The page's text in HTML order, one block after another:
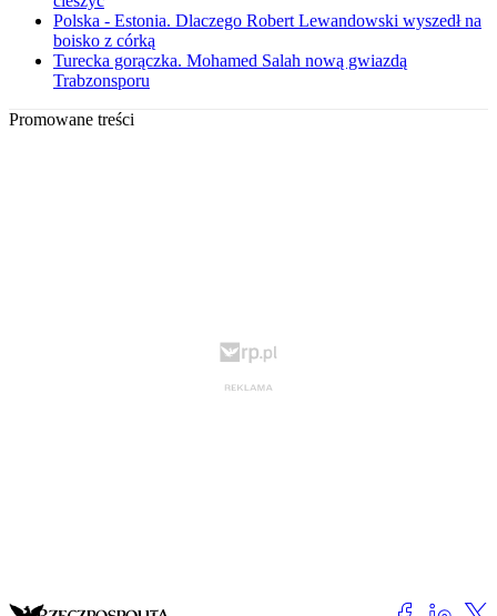
Polska - Estonia. Dlaczego Robert Lewandowski wyszedł na
boisko z córką
Turecka gorączka. Mohamed Salah nową gwiazdą
Trabzonsporu
Promowane treści